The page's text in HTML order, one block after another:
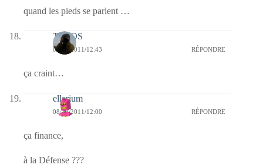
quand les pieds se parlent …
TELOS
08/10/2011/12:43 RÉPONDRE
ça craint…
ellerium
08/10/2011/12:00 RÉPONDRE
ça finance,
à la Défense ???